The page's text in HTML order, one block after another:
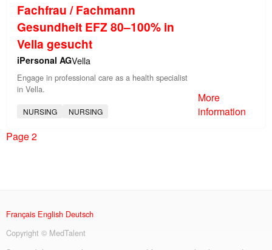
Fachfrau / Fachmann
Gesundheit EFZ 80–100% in
Vella gesucht
iPersonal AGVella
Engage in professional care as a health specialist
in Vella.
NURSING NURSING
More
information
Page 2
Français English Deutsch
Copyright © MedTalent